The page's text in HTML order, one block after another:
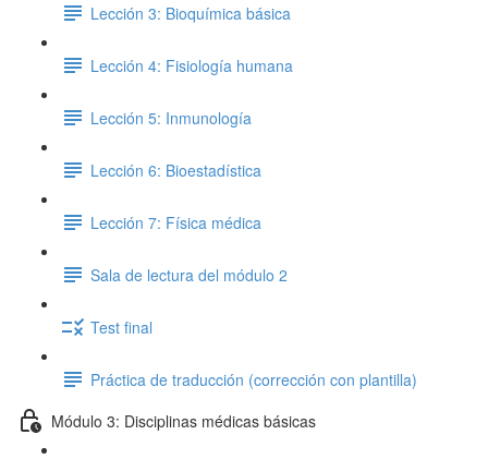
Lección 3: Bioquímica básica
Lección 4: Fisiología humana
Lección 5: Inmunología
Lección 6: Bioestadística
Lección 7: Física médica
Sala de lectura del módulo 2
Test final
Práctica de traducción (corrección con plantilla)
Módulo 3: Disciplinas médicas básicas